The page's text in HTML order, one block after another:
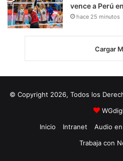
vence a Perú
hace 25 minutos
Cargar
© Copyright 2026, Todos los
Inicio
Intranet Audio
Trabaja con